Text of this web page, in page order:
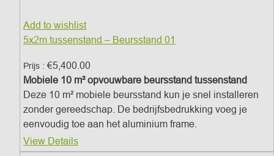
Add to wishlist
5x2m tussenstand – Beursstand 01
Prijs : €5,400.00
Mobiele 10 m² opvouwbare beursstand tussenstand
Deze 10 m² mobiele beursstand kun je snel installeren
zonder gereedschap. De bedrijfsbedrukking voeg je
eenvoudig toe aan het aluminium frame.
View Details